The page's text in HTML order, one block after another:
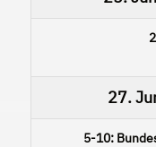
27.
5-10: